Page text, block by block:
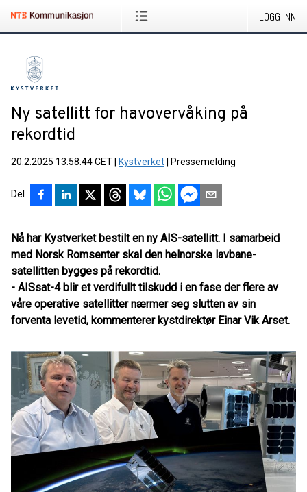
LOGG INN
Ny satellitt for havovervåking på
rekordtid
20.2.2025 13:58:44 CET Kystverket Pressemelding
Del
Nå har Kystverket bestilt en ny AIS-satellitt. I samarbeid
med Norsk Romsenter skal den helnorske lavbane-
satellitten bygges på rekordtid.
- AISsat-4 blir et verdifullt tilskudd i en fase der flere av
våre operative satellitter nærmer seg slutten av sin
forventa levetid, kommenterer kystdirektør Einar Vik Arset.